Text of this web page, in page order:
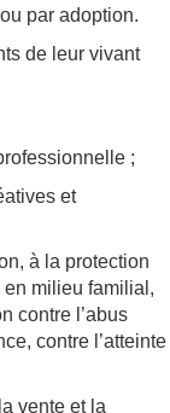
par adoption.
de leur vivant
;
et
à la protection
milieu familial,
contre l’abus
contre l’atteinte
vente et la